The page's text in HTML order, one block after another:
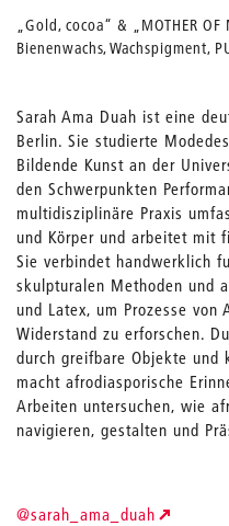
„Gold, cocoa“ & „MOTHER
Bienenwachs, Wachspigment,
Sarah Ama Duah ist eine
Berlin. Sie studierte
Bildende Kunst an der
den Schwerpunkten
multidisziplinäre Praxis
und Körper und arbeitet mit
Sie verbindet handwerklich
skulpturalen Methoden und
und Latex, um Prozesse von
Widerstand zu erforschen.
durch greifbare Objekte und
macht afrodiasporische
Arbeiten untersuchen, wie
navigieren, gestalten und
@sarah_ama_duah